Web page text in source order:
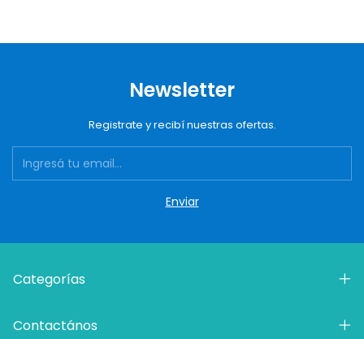
Newsletter
Registrate y recibí nuestras ofertas.
Categorías
Contactános